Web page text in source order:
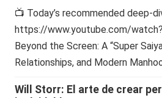
📺 Today’s recommended deep-
https://www.youtube.com/
Beyond the Screen: A “Super
Relationships, and Modern
Will Storr: El arte de crear